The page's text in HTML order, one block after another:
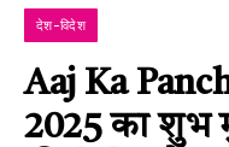
देश-विदेश
Aaj Ka
2025 का शुभ